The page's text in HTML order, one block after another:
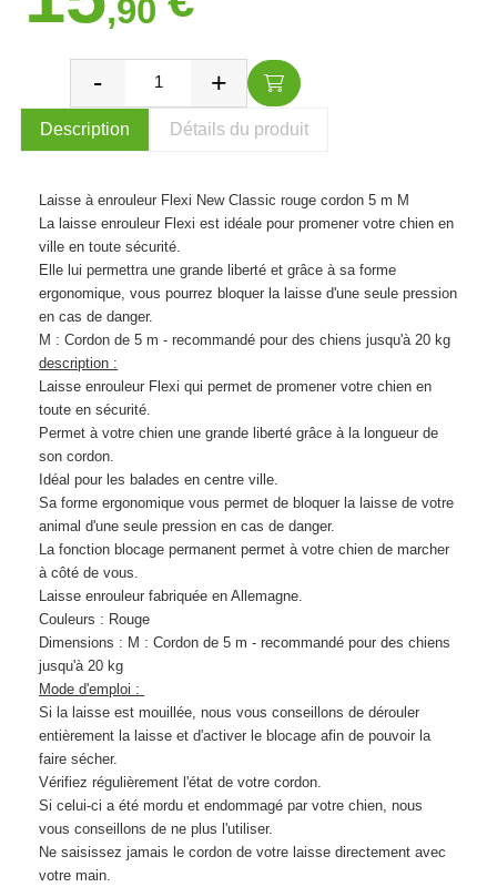
,90
Description Détails du produit
Laisse à enrouleur Flexi New Classic rouge cordon 5 m M
La laisse enrouleur Flexi est idéale pour promener votre chien en
ville en toute sécurité.
Elle lui permettra une grande liberté et grâce à sa forme
ergonomique, vous pourrez bloquer la laisse d'une seule pression
en cas de danger.
M : Cordon de 5 m - recommandé pour des chiens jusqu'à 20 kg
description :
Laisse enrouleur Flexi qui permet de promener votre chien en
toute en sécurité.
Permet à votre chien une grande liberté grâce à la longueur de
son cordon.
Idéal pour les balades en centre ville.
Sa forme ergonomique vous permet de bloquer la laisse de votre
animal d'une seule pression en cas de danger.
La fonction blocage permanent permet à votre chien de marcher
à côté de vous.
Laisse enrouleur fabriquée en Allemagne.
Couleurs : Rouge
Dimensions : M : Cordon de 5 m - recommandé pour des chiens
jusqu'à 20 kg
Mode d'emploi :
Si la laisse est mouillée, nous vous conseillons de dérouler
entièrement la laisse et d'activer le blocage afin de pouvoir la
faire sécher.
Vérifiez régulièrement l'état de votre cordon.
Si celui-ci a été mordu et endommagé par votre chien, nous
vous conseillons de ne plus l'utiliser.
Ne saisissez jamais le cordon de votre laisse directement avec
votre main.